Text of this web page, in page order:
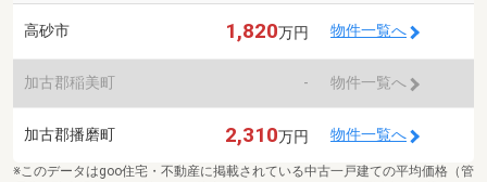
高砂市 1,820万円 物件一覧へ
加古郡稲美町 - 物件一覧へ
加古郡播磨町 2,310万円 物件一覧へ
※このデータはgoo住宅・不動産に掲載されている中古一戸建ての平均価格（管